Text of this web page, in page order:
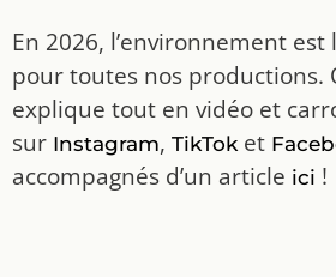
En 2026, l’environnement est
pour toutes nos productions.
explique tout en vidéo et
sur Instagram, TikToket
accompagnés d’un article ici !